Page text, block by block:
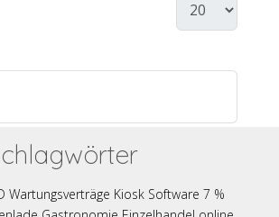
Wartungsverträge Kiosk Software 7 %